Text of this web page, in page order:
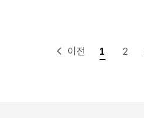
이전 1 2